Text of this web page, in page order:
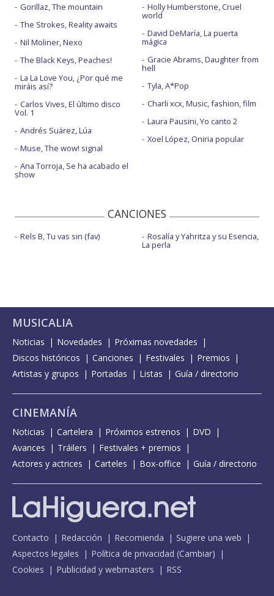
Gorillaz, The mountain
The Strokes, Reality awaits
Nil Moliner, Nexo
The Black Keys, Peaches!
La La Love You, ¿Por qué me
miráis así?
Carlos Vives, El último disco
Vol. 1
Andrés Suárez, Lúa
Muse, The wow! signal
Ana Torroja, Se ha acabado el
show
Holly Humberstone, Cruel
world
David DeMaría, La puerta
mágica
Gracie Abrams, Daughter from
hell
Tyla, A*Pop
Charli xcx, Music, fashion, film
Laura Pausini, Yo canto 2
Xoel López, Oniria popular
CANCIONES
Rels B, Tu vas sin (fav) Rosalía y Yahritza y su Esencia,
La perla
MUSICALIA
Noticias Novedades
Próximas novedades
Discos históricos
Canciones Festivales
Premios
Artistas y grupos
Portadas Listas Guía / directorio
CINEMANÍA
Noticias Cartelera Próximos estrenos
DVD
Avances
Tráilers
Festivales + premios
Actores y actrices
Carteles Box-office Guía / directorio
Contacto Redacción Recomienda
Sugiere una web
Aspectos legales
Política de privacidad (Cambiar)
Cookies
Publicidad y webmasters RSS